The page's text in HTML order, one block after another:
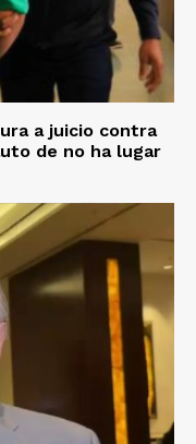
a juicio contra
de no ha lugar